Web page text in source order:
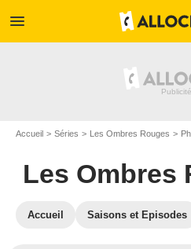
menu
Accueil Séries Les Ombres Rouges
Les Ombres
Accueil Saisons et Episodes